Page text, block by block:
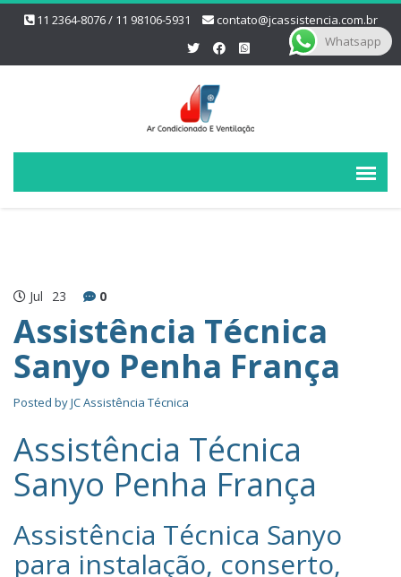
11 2364-8076 / 11 98106-5931 contato@jcassistencia.com.br
Jul 23 0
Assistência Técnica
Sanyo Penha França
Posted byJC Assistência Técnica
Assistência Técnica
Sanyo Penha França
Assistência Técnica Sanyo‎
para instalação, conserto,
Whatsapp